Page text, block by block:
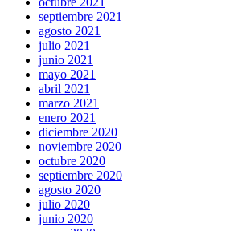
septiembre 2021
agosto 2021
julio 2021
junio 2021
mayo 2021
abril 2021
marzo 2021
enero 2021
diciembre 2020
noviembre 2020
octubre 2020
septiembre 2020
agosto 2020
julio 2020
junio 2020